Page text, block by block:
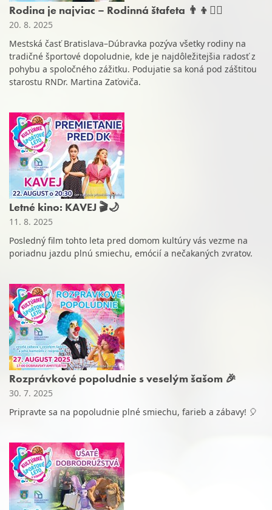
Rodina je najviac – Rodinná štafeta 👨‍👦🏃‍♀️
20. 8. 2025
Mestská časť Bratislava–Dúbravka pozýva všetky rodiny na
tradičné športové dopoludnie, kde je najdôležitejšia radosť z
pohybu a spoločného zážitku. Podujatie sa koná pod záštitou
starostu RNDr. Martina Zaťoviča.
Letné kino: KAVEJ 🎬🌙
11. 8. 2025
Posledný film tohto leta pred domom kultúry vás vezme na
poriadnu jazdu plnú smiechu, emócií a nečakaných zvratov.
Rozprávkové popoludnie s veselým šašom 🎉
30. 7. 2025
Pripravte sa na popoludnie plné smiechu, farieb a zábavy! 🎈